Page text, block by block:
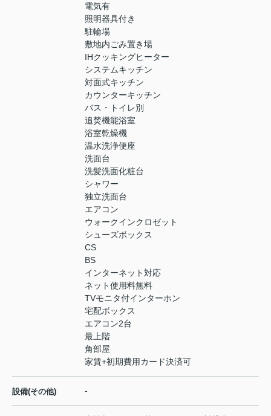
電気有
照明器具付き
駐輪場
敷地内ごみ置き場
IHクッキングヒーター
システムキッチン
対面式キッチン
カウンターキッチン
バス・トイレ別
追焚機能浴室
浴室乾燥機
温水洗浄便座
洗面台
洗髪洗面化粧台
シャワー
独立洗面台
エアコン
ウォークインクロゼット
シューズボックス
CS
BS
インターネット対応
ネット使用料無料
TVモニタ付インターホン
宅配ボックス
エアコン2台
最上階
角部屋
家賃+初期費用カード決済可
設備(その他) -